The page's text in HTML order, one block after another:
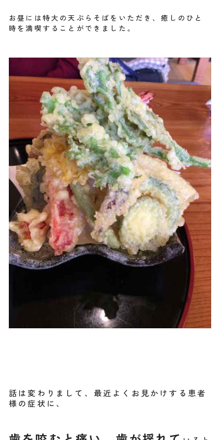
お昼には特大の天ぷらそばをいただき、癒しのひと
時を満喫することができました。
話は変わりまして、最近よくお見かけする患者
様の症状に、